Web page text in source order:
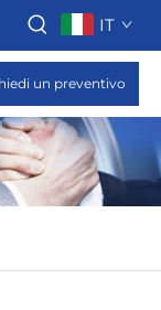
IT
un preventivo